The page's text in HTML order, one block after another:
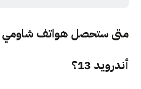
متى ستحصل هواتف
أندرويد 13؟